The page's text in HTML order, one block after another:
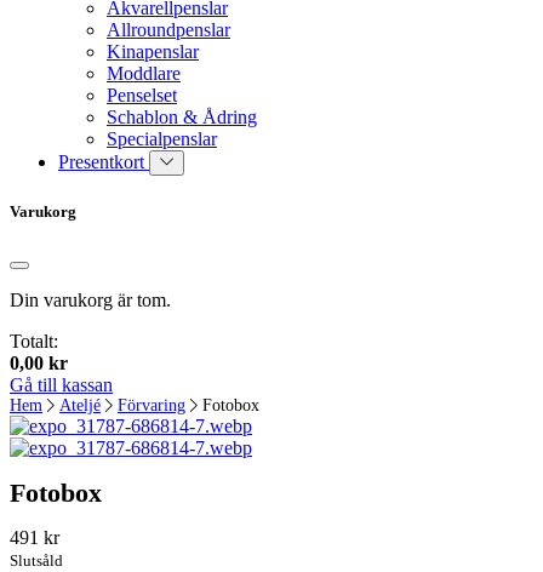
Akvarellpenslar
Allroundpenslar
Kinapenslar
Moddlare
Penselset
Schablon & Ådring
Specialpenslar
Presentkort
Varukorg
Din varukorg är tom.
Totalt:
0,00 kr
Gå till kassan
Hem Ateljé Förvaring Fotobox
Fotobox
491 kr
Slutsåld